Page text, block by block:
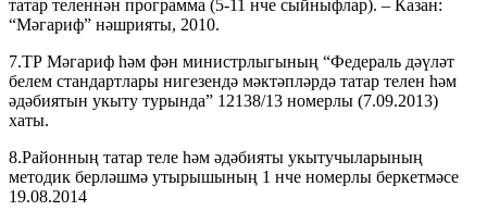
татар теленнән программа (5-11 нче сыйныфлар). – Казан:
“Мәгариф” нәшрияты, 2010.
7.ТР Мәгариф һәм фән министрлыгының “Федераль дәүләт
белем стандартлары нигезендә мәктәпләрдә татар телен һәм
әдәбиятын укыту турында” 12138/13 номерлы (7.09.2013)
хаты.
8.Районның татар теле һәм әдәбияты укытучыларының
методик берләшмә утырышының 1 нче номерлы беркетмәсе
19.08.2014